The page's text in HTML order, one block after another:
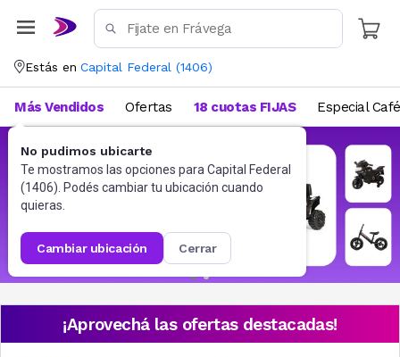
Estás en Capital Federal (1406)
No pudimos ubicarte
Te mostramos las opciones para Capital Federal
(1406). Podés cambiar tu ubicación cuando
quieras.
cambiar ubicación cerrar
Más Vendidos Ofertas 18 cuotas FIJAS Especial Café
¡Aprovechá las ofertas destacadas!